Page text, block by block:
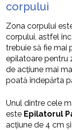
corpului
Zona corpului
corpului, astfel
trebuie să fie mai
epilatoare pentru
de acțiune mai
poată îndepărta
Unul dintre cele
este Epilatorul
acțiune de 4 cm